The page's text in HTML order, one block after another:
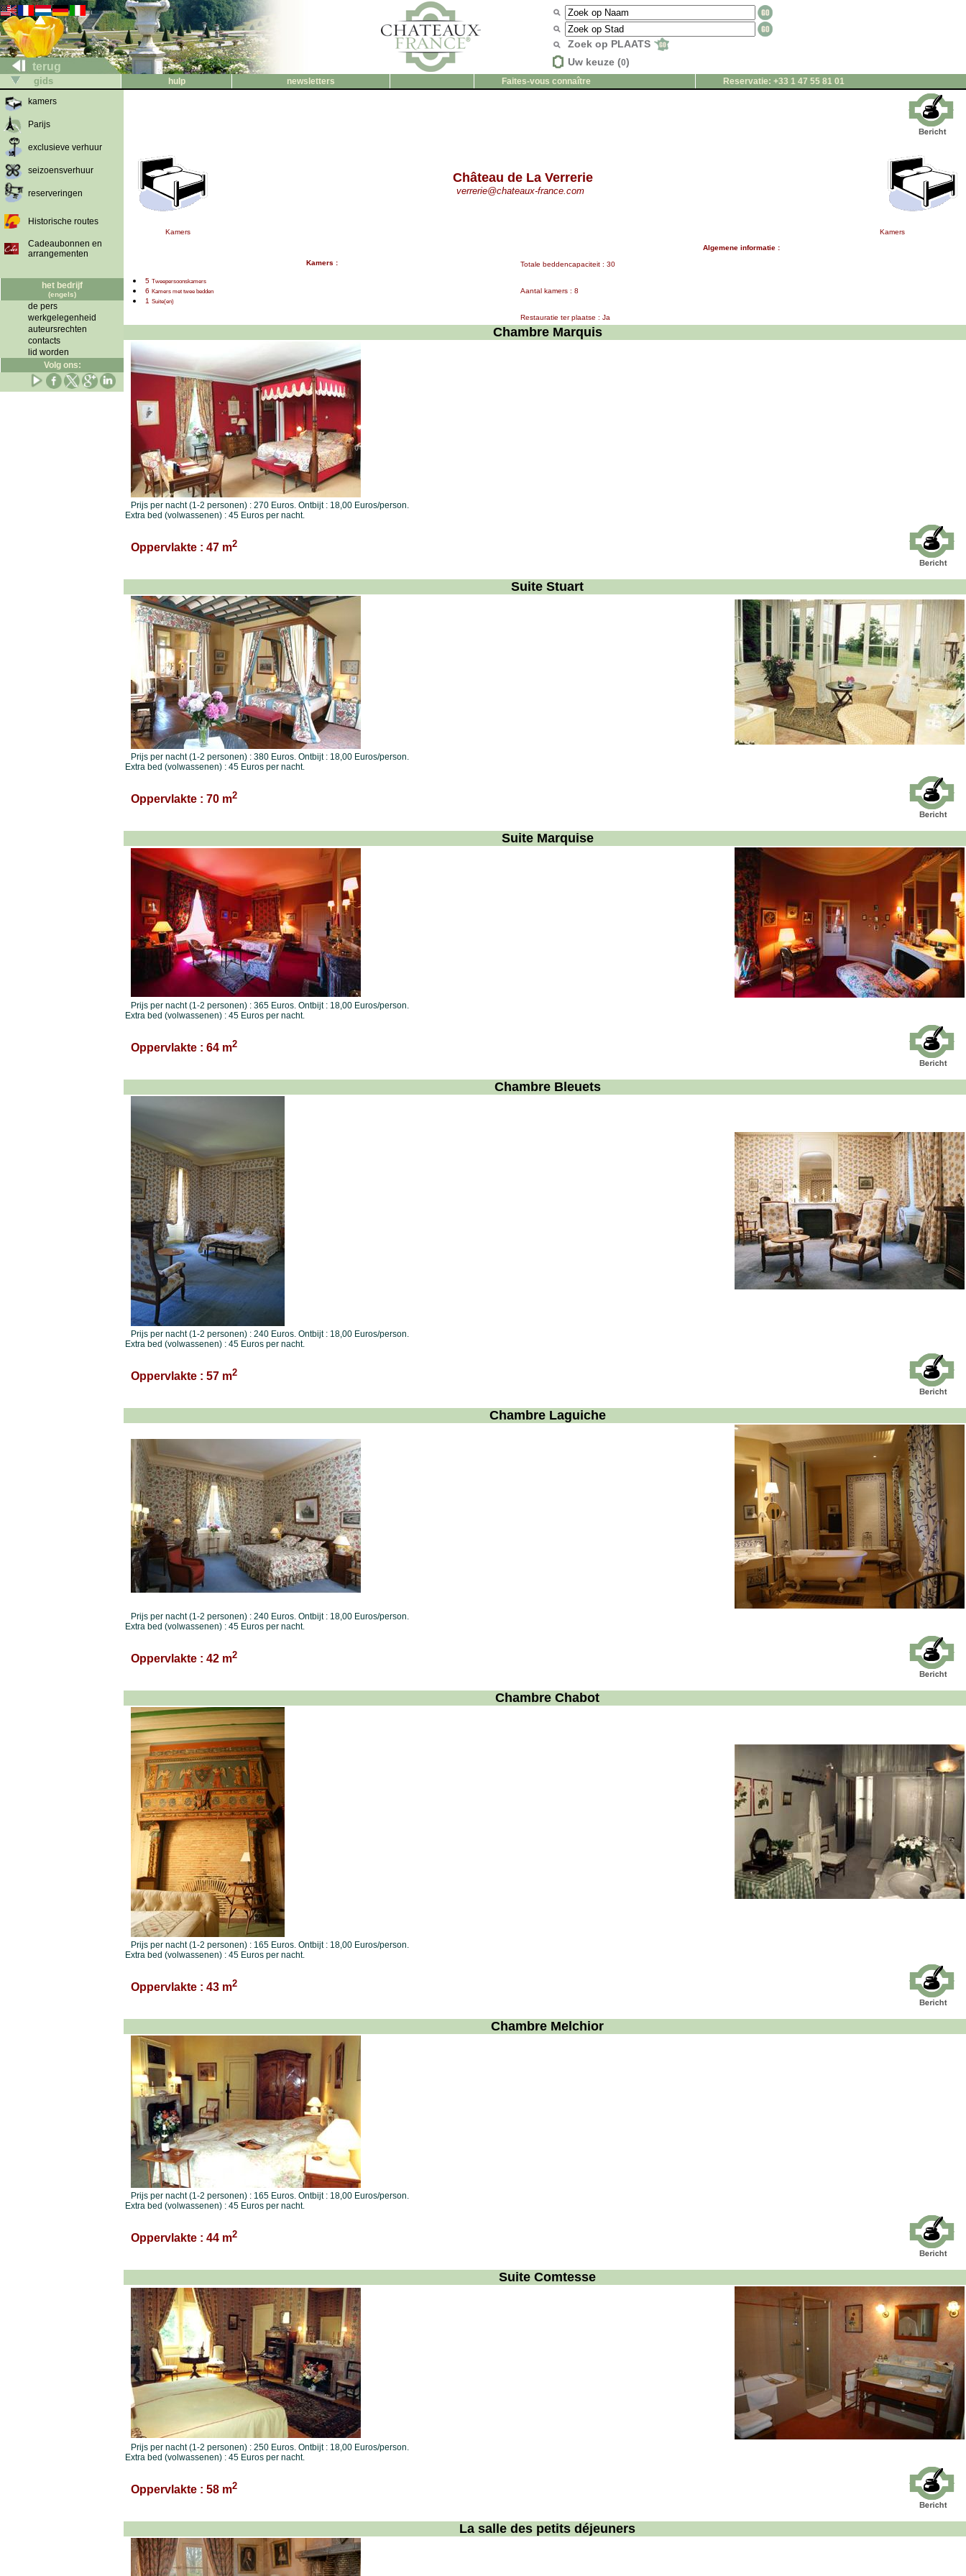
terug
Zoek op PLAATS
Uw keuze (0)
gids hulp newsletters Faites-vous connaître
Reservatie: +33 1 47 55 81 01
kamers
Parijs
exclusieve verhuur
seizoensverhuur
reserveringen
Historische routes
Cadeaubonnen en
arrangementen
het bedrijf
(engels)
de pers
werkgelegenheid
auteursrechten
contacts
lid worden
Volg ons:
Château de La Verrerie
verrerie@chateaux-france.com
Kamers Kamers
Kamers :
5 Tweepersoonskamers
6 Kamers met twee bedden
1 Suite(en)
Algemene informatie :
Totale beddencapaciteit : 30
Aantal kamers : 8
Restauratie ter plaatse : Ja
Chambre Marquis
Prijs per nacht (1-2 personen) : 270 Euros. Ontbijt : 18,00 Euros/person.
Extra bed (volwassenen) : 45 Euros per nacht.
Oppervlakte : 47 m2
Suite Stuart
Prijs per nacht (1-2 personen) : 380 Euros. Ontbijt : 18,00 Euros/person.
Extra bed (volwassenen) : 45 Euros per nacht.
Oppervlakte : 70 m2
Suite Marquise
Prijs per nacht (1-2 personen) : 365 Euros. Ontbijt : 18,00 Euros/person.
Extra bed (volwassenen) : 45 Euros per nacht.
Oppervlakte : 64 m2
Chambre Bleuets
Prijs per nacht (1-2 personen) : 240 Euros. Ontbijt : 18,00 Euros/person.
Extra bed (volwassenen) : 45 Euros per nacht.
Oppervlakte : 57 m2
Chambre Laguiche
Prijs per nacht (1-2 personen) : 240 Euros. Ontbijt : 18,00 Euros/person.
Extra bed (volwassenen) : 45 Euros per nacht.
Oppervlakte : 42 m2
Chambre Chabot
Prijs per nacht (1-2 personen) : 165 Euros. Ontbijt : 18,00 Euros/person.
Extra bed (volwassenen) : 45 Euros per nacht.
Oppervlakte : 43 m2
Chambre Melchior
Prijs per nacht (1-2 personen) : 165 Euros. Ontbijt : 18,00 Euros/person.
Extra bed (volwassenen) : 45 Euros per nacht.
Oppervlakte : 44 m2
Suite Comtesse
Prijs per nacht (1-2 personen) : 250 Euros. Ontbijt : 18,00 Euros/person.
Extra bed (volwassenen) : 45 Euros per nacht.
Oppervlakte : 58 m2
La salle des petits déjeuners